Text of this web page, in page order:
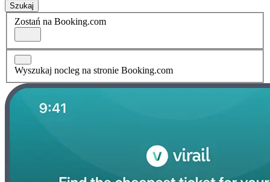
Szukaj
Zostań na Booking.com
Wyszukaj nocleg na stronie Booking.com